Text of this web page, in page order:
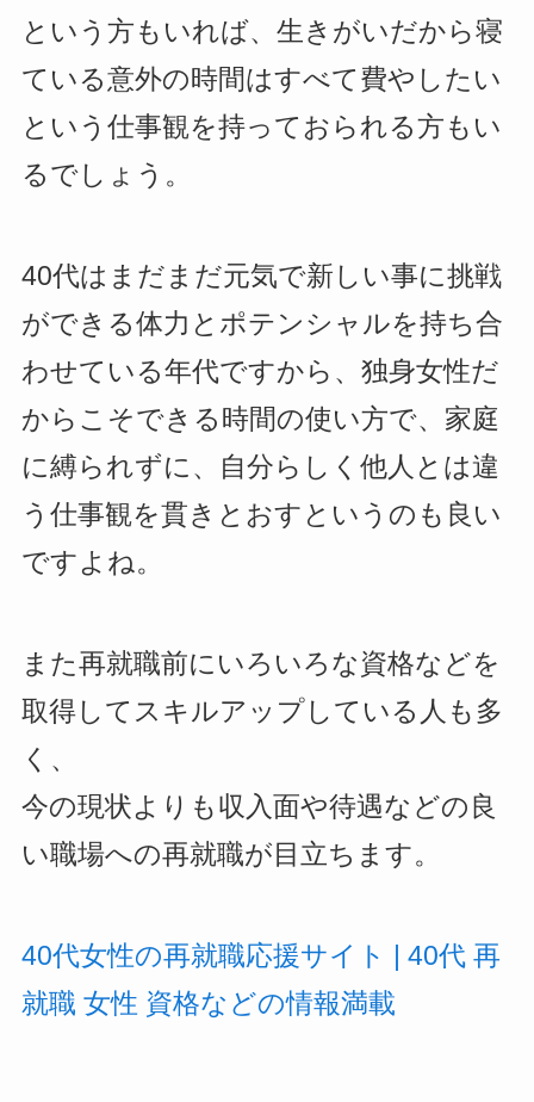
という方もいれば、生きがいだから寝
ている意外の時間はすべて費やしたい
という仕事観を持っておられる方もい
るでしょう。
40代はまだまだ元気で新しい事に挑戦
ができる体力とポテンシャルを持ち合
わせている年代ですから、独身女性だ
からこそできる時間の使い方で、家庭
に縛られずに、自分らしく他人とは違
う仕事観を貫きとおすというのも良い
ですよね。
また再就職前にいろいろな資格などを
取得してスキルアップしている人も多
く、
今の現状よりも収入面や待遇などの良
い職場への再就職が目立ちます。
40代女性の再就職応援サイト | 40代 再
就職 女性 資格などの情報満載